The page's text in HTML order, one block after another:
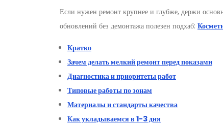
Если нужен ремонт крупнее и глубже, держи
обновлений без демонтажа полезен подхаб:
Кратко
Зачем делать мелкий ремонт перед показами
Диагностика и приоритеты работ
Типовые работы по зонам
Материалы и стандарты качества
Как укладываемся в 1-3 дня